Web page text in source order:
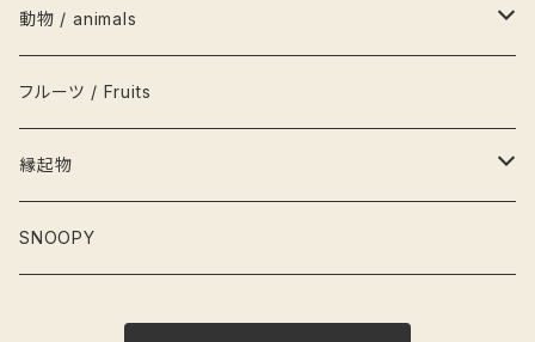
茶碗
栓抜き
水筒
灰皿
栞
カード
かるた
輪投げ
こけし
フィギュア
動物 / animals
ペンギン
犬
猫
フルーツ / Fruits
縁起物
お雛さま
SNOOPY